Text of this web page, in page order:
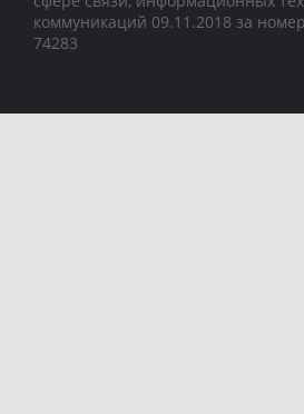
коммуникаций 09.11.2018 за
74283